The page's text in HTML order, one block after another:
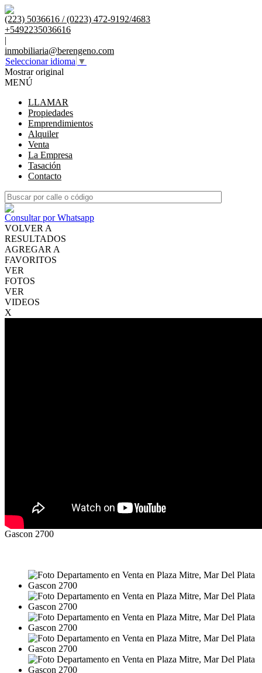
(223) 5036616 / (0223) 472-9192/4683
+5492235036616
|
inmobiliaria@berengeno.com
Seleccionar idioma ▼
Mostrar original
MENÚ
LLAMAR
Propiedades
Emprendimientos
Alquiler
Venta
La Empresa
Tasación
Contacto
Consultar por Whatsapp
VOLVER A
RESULTADOS
AGREGAR A
FAVORITOS
VER
FOTOS
VER
VIDEOS
X
Gascon 2700